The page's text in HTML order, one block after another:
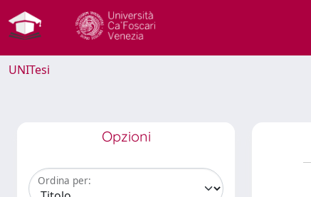
UNITesi
Opzioni
Ordina per: